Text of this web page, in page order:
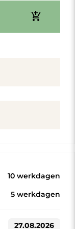
add_shopping_cart
10 werkdagen
5 werkdagen
27.08.2026